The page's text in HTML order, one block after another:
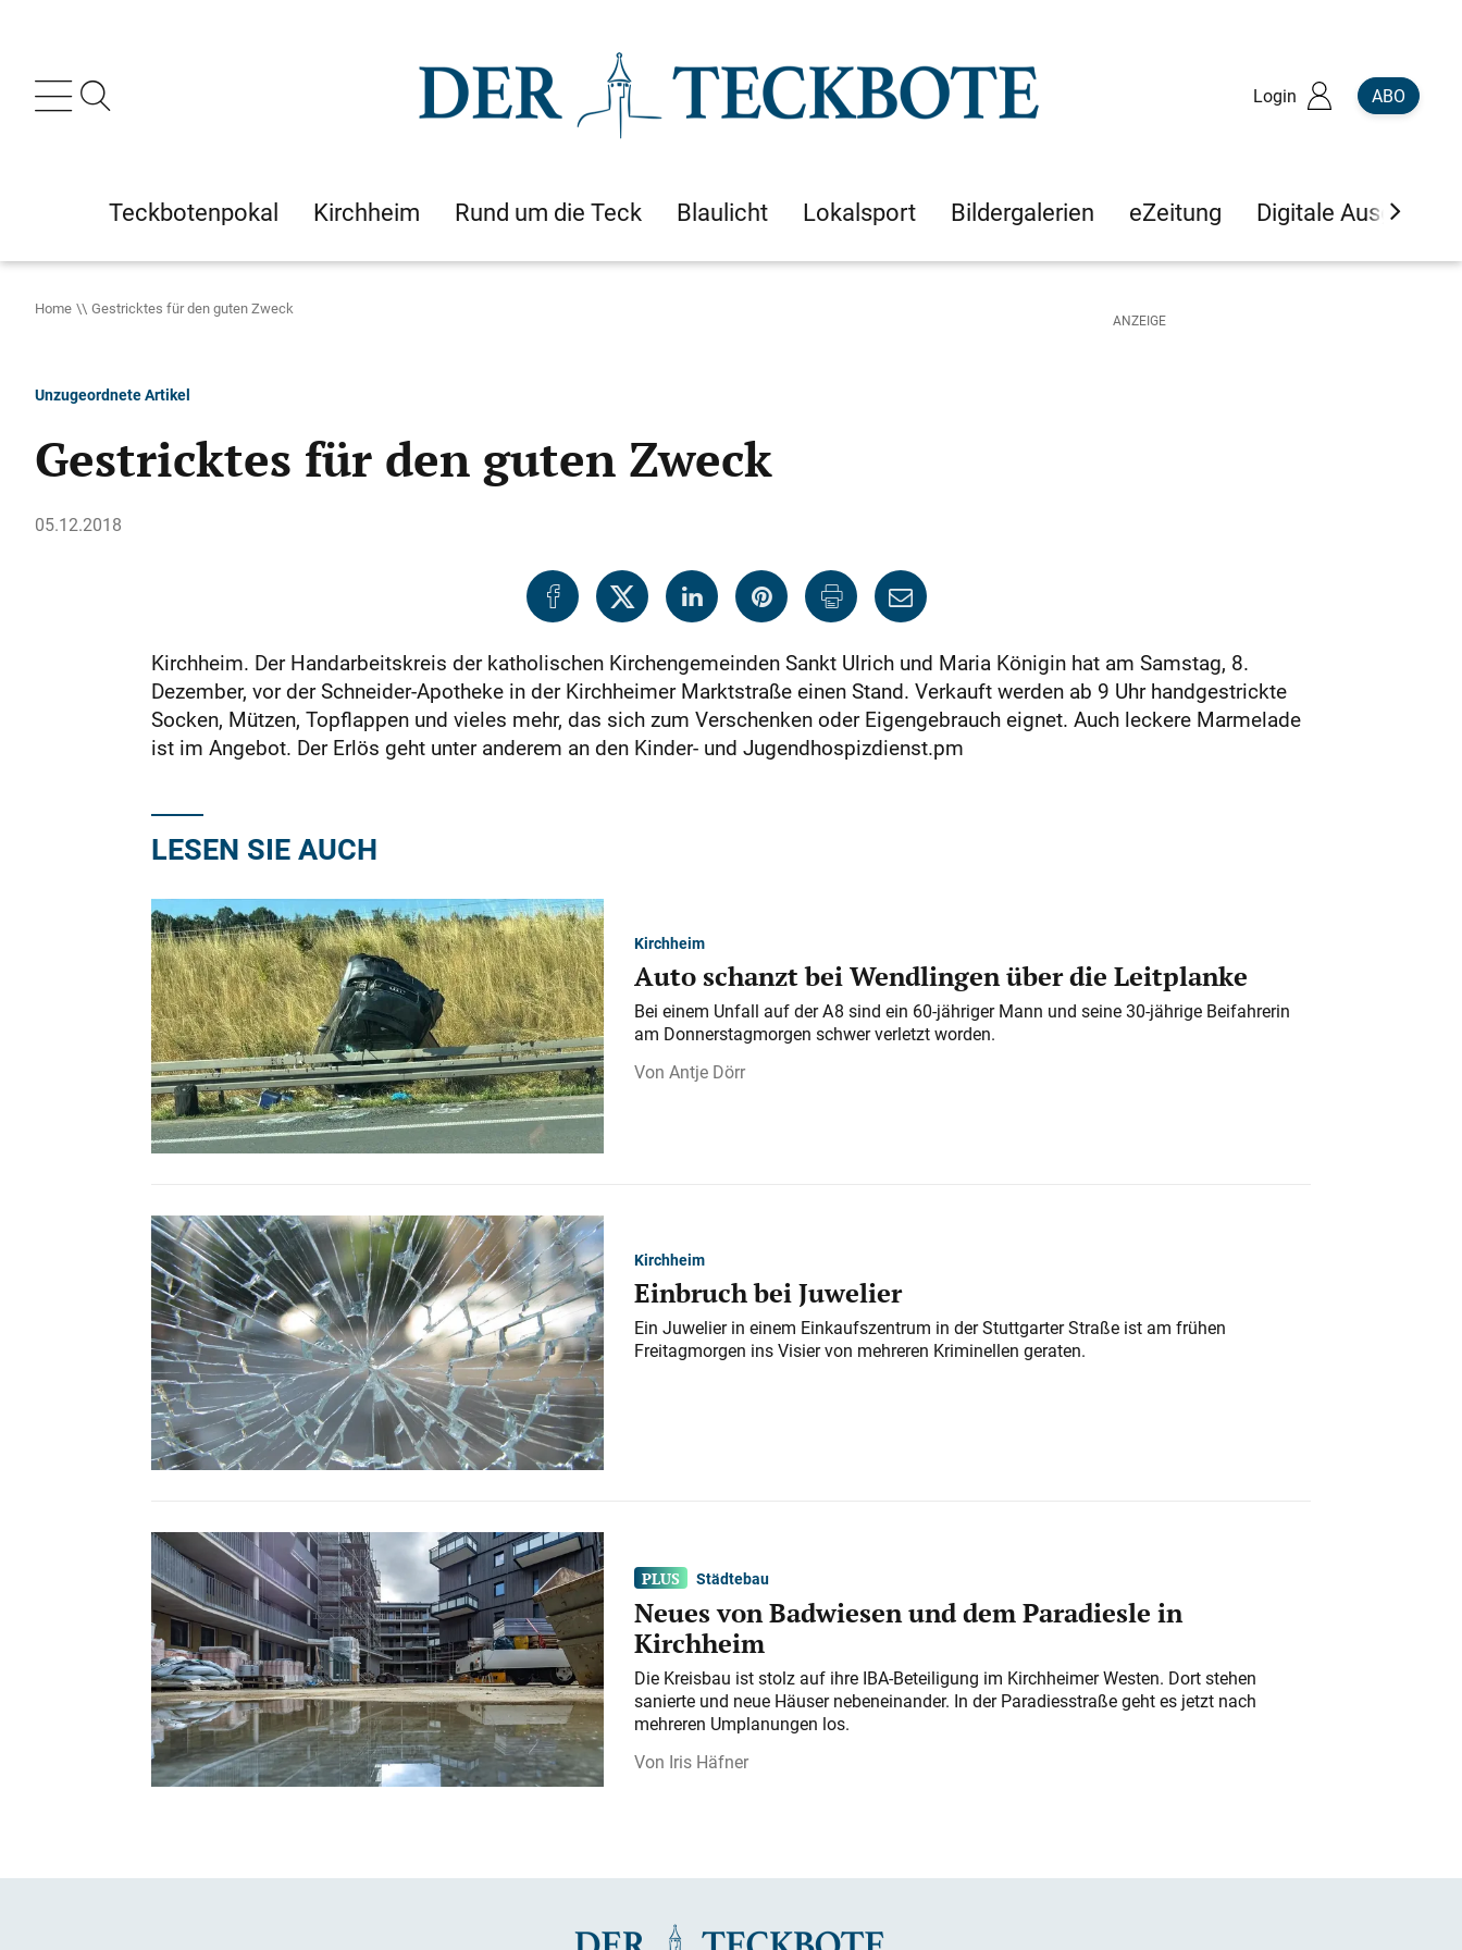
Login ABO
Teckbotenpokal Kirchheim Rund um die Teck Blaulicht Lokalsport Bildergalerien eZeitung Digitale Ausgaben
Home Gestricktes für den guten Zweck
Unzugeordnete Artikel
Gestricktes für den guten Zweck
05.12.2018
Kirchheim. Der Handarbeitskreis der katholischen Kirchengemeinden Sankt Ulrich und Maria Königin hat am Samstag, 8.
Dezember, vor der Schneider-Apotheke in der Kirchheimer Marktstraße einen Stand. Verkauft werden ab 9 Uhr handgestrickte
Socken, Mützen, Topflappen und vieles mehr, das sich zum Verschenken oder Eigengebrauch eignet. Auch leckere Marmelade
ist im Angebot. Der Erlös geht unter anderem an den Kinder- und Jugendhospizdienst.pm
LESEN SIE AUCH
Kirchheim
Auto schanzt bei Wendlingen über die Leitplanke
Bei einem Unfall auf der A 8 sind ein 60-jähriger Mann und seine 30-jährige Beifahrerin
am Donnerstagmorgen schwer verletzt worden.
Antje Dörr
Kirchheim
Einbruch bei Juwelier
Ein Juwelier in einem Einkaufszentrum in der Stuttgarter Straße ist am frühen
Freitagmorgen ins Visier von mehreren Kriminellen geraten.
Städtebau
Neues von Badwiesen und dem Paradiesle in
Kirchheim
Die Kreisbau ist stolz auf ihre IBA-Beteiligung im Kirchheimer Westen. Dort stehen
sanierte und neue Häuser nebeneinander. In der Paradiesstraße geht es jetzt nach
mehreren Umplanungen los.
Iris Häfner